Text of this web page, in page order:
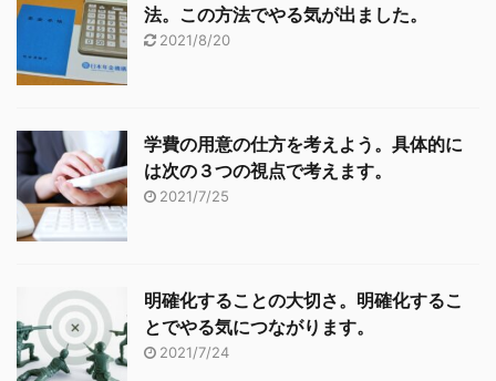
法。この方法でやる気が出ました。
2021/8/20
学費の用意の仕方を考えよう。具体的に
は次の３つの視点で考えます。
2021/7/25
明確化することの大切さ。明確化するこ
とでやる気につながります。
2021/7/24